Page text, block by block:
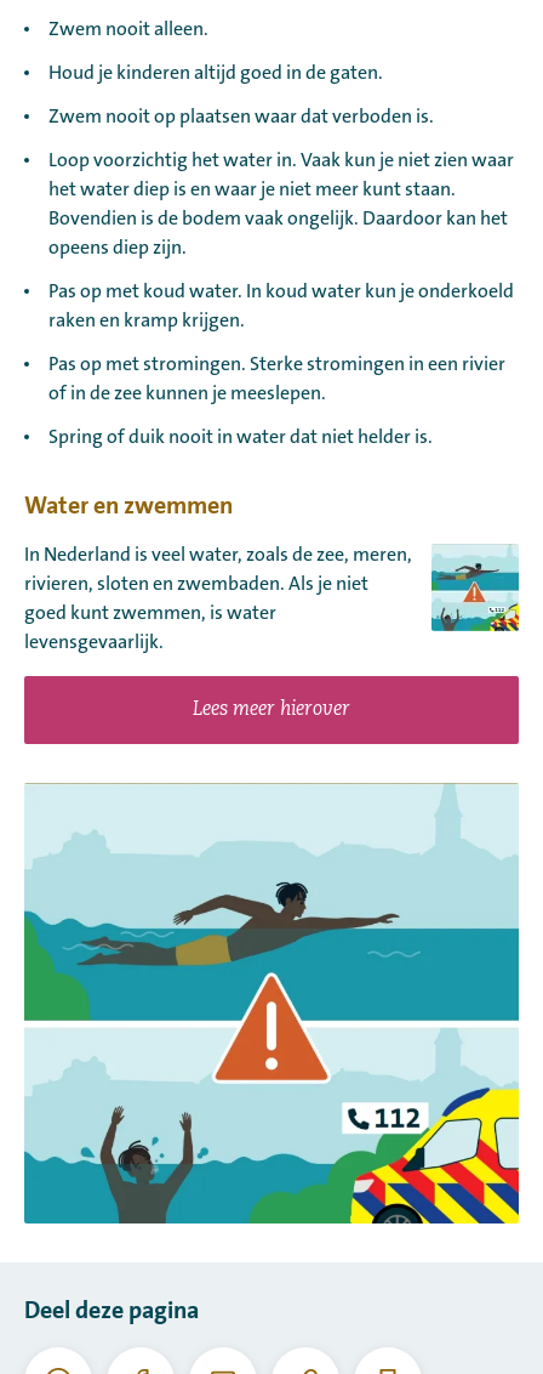
Zwem nooit alleen.
Houd je kinderen altijd goed in de gaten.
Zwem nooit op plaatsen waar dat verboden is.
Loop voorzichtig het water in. Vaak kun je niet zien waar
het water diep is en waar je niet meer kunt staan.
Bovendien is de bodem vaak ongelijk. Daardoor kan het
opeens diep zijn.
Pas op met koud water. In koud water kun je onderkoeld
raken en kramp krijgen.
Pas op met stromingen. Sterke stromingen in een rivier
of in de zee kunnen je meeslepen.
Spring of duik nooit in water dat niet helder is.
Water en zwemmen
In Nederland is veel water, zoals de zee, meren,
rivieren, sloten en zwembaden. Als je niet
goed kunt zwemmen, is water
levensgevaarlijk.
Lees meer hierover
Deel deze pagina